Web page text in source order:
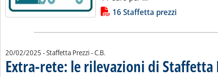
Lista allegati PDF alla notizia16 Staffetta prezzi
20/02/2025 - Staffetta Prezzi -di:
C.B.
Extra-rete: le rilevazioni di Staffetta